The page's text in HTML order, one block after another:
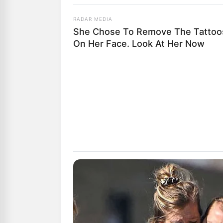
Αγαπητοί
μπορούμε να
Υποστήριξέ
“DONATE”
O
ΑπόΝΙΚΟΛΑΟΣ
RADAR MEDIA
She Chose To Remove The
On Her Face. Look At Her Now